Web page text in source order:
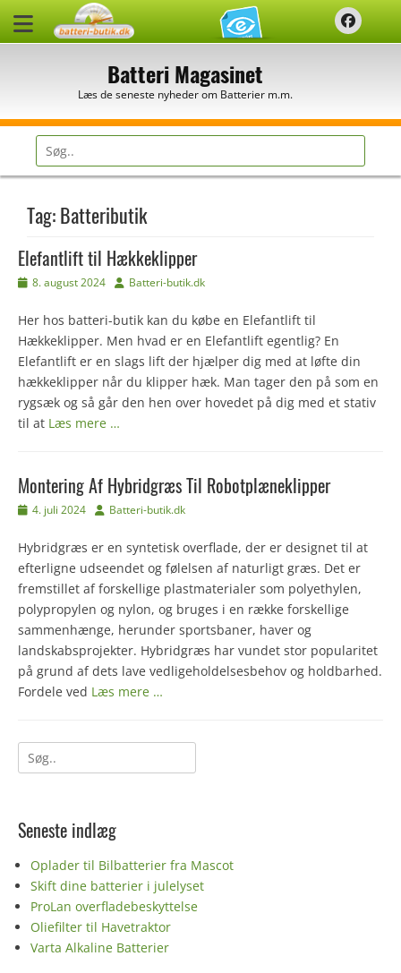
Batteri Magasinet
Læs de seneste nyheder om Batterier m.m.
Søg
efter:
Tag:Batteributik
Elefantlift til Hækkeklipper
Udgivet
8. august 2024 Forfatter
Batteri-butik.dk
Her hos batteri-butik kan du købe en Elefantlift til
Hækkeklipper. Men hvad er en Elefantlift egentlig? En
Elefantlift er en slags lift der hjælper dig med at løfte din
hækkeklipper når du klipper hæk. Man tager den på som en
rygsæk og så går den hen over hovedet på dig med et stativ
til at Læs mere …
Montering Af Hybridgræs Til Robotplæneklipper
Udgivet
4. juli 2024 Forfatter
Batteri-butik.dk
Hybridgræs er en syntetisk overflade, der er designet til at
efterligne udseendet og følelsen af naturligt græs. Det er
fremstillet af forskellige plastmaterialer som polyethylen,
polypropylen og nylon, og bruges i en række forskellige
sammenhænge, herunder sportsbaner, haver og
landskabsprojekter. Hybridgræs har vundet stor popularitet
på grund af dets lave vedligeholdelsesbehov og holdbarhed.
Fordele ved Læs mere …
Søg
efter:
Seneste indlæg
Oplader til Bilbatterier fra Mascot
Skift dine batterier i julelyset
ProLan overfladebeskyttelse
Oliefilter til Havetraktor
Varta Alkaline Batterier